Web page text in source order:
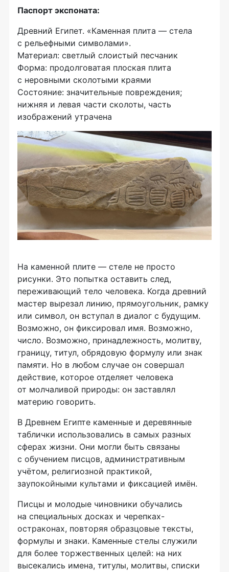
Паспорт экспоната:
Древний Египет. «Каменная плита — стела
с рельефными символами».
Материал: светлый слоистый песчаник
Форма: продолговатая плоская плита
с неровными сколотыми краями
Состояние: значительные повреждения;
нижняя и левая части сколоты, часть
изображений утрачена
На каменной плите — стеле не просто
рисунки. Это попытка оставить след,
переживающий тело человека. Когда древний
мастер вырезал линию, прямоугольник, рамку
или символ, он вступал в диалог с будущим.
Возможно, он фиксировал имя. Возможно,
число. Возможно, принадлежность, молитву,
границу, титул, обрядовую формулу или знак
памяти. Но в любом случае он совершал
действие, которое отделяет человека
от молчаливой природы: он заставлял
материю говорить.
В Древнем Египте каменные и деревянные
таблички использовались в самых разных
сферах жизни. Они могли быть связаны
с обучением писцов, административным
учётом, религиозной практикой,
заупокойными культами и фиксацией имён.
Писцы и молодые чиновники обучались
на специальных досках и черепках-
остраконах, повторяя образцовые тексты,
формулы и знаки. Каменные стелы служили
для более торжественных целей: на них
высекались имена, титулы, молитвы, списки